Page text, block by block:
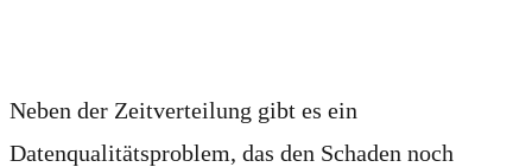
Neben der Zeitverteilung gibt es ein
Datenqualitätsproblem, das den Schaden noch